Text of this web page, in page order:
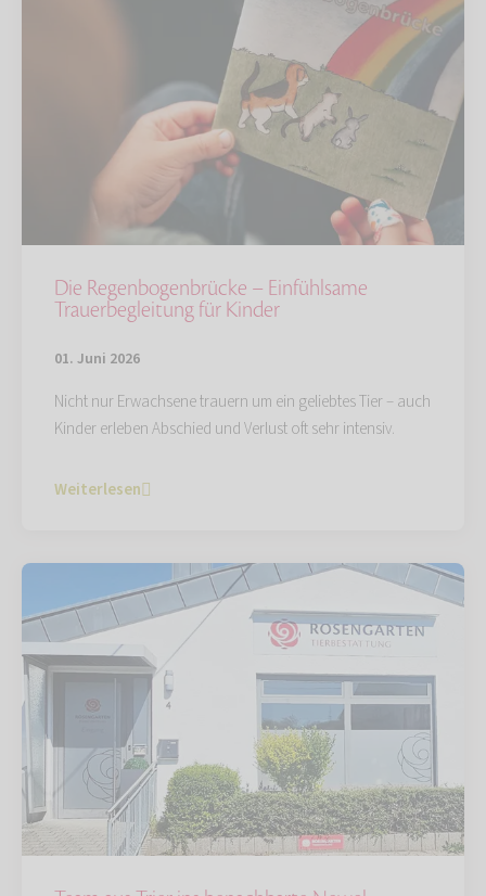
Die Regenbogenbrücke – Einfühlsame
Trauerbegleitung für Kinder
01. Juni 2026
Nicht nur Erwachsene trauern um ein geliebtes Tier – auch
Kinder erleben Abschied und Verlust oft sehr intensiv.
Weiterlesen